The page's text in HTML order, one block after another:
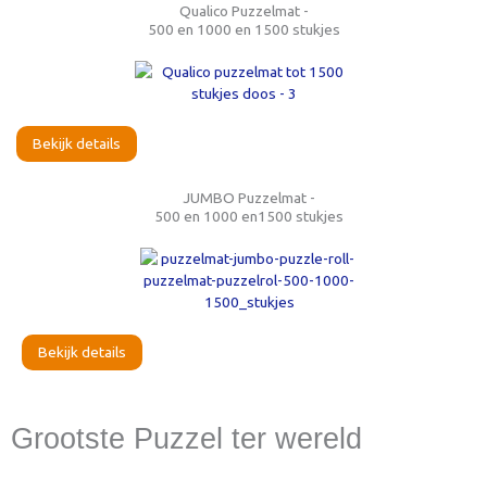
Qualico Puzzelmat -
500 en 1000 en 1500 stukjes
Bekijk details
JUMBO Puzzelmat -
500 en 1000 en1500 stukjes
Bekijk details
Grootste Puzzel ter wereld